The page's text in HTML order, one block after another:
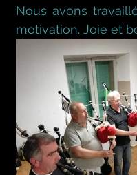
Nous avons
motivation. Joie et